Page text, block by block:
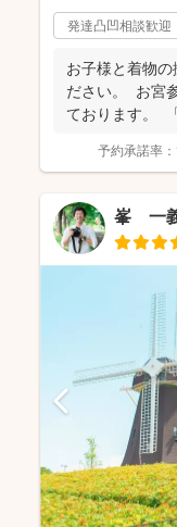
発達凸凹相談歓迎
お子様と着物の
ださい。 お宮
ております。
予約承諾率：
峯 一